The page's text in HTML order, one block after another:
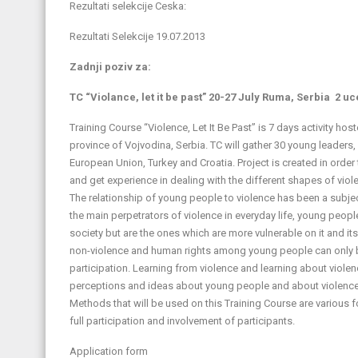
Rezultati selekcije Ceska:
Rezultati Selekcije 19.07.2013
Zadnji poziv za:
TC “Violance, let it be past” 20-27 July Ruma, Serbia 2
Training Course “Violence, Let It Be Past” is 7 days activity
province of Vojvodina, Serbia. TC will gather 30 young
European Union, Turkey and Croatia. Project is created in
and get experience in dealing with the different shapes of
The relationship of young people to violence has been a
the main perpetrators of violence in everyday life, young
society but are the ones which are more vulnerable on it and
non-violence and human rights among young people can only
participation. Learning from violence and learning about
perceptions and ideas about young people and about
Methods that will be used on this Training Course are
full participation and involvement of participants.
Application form